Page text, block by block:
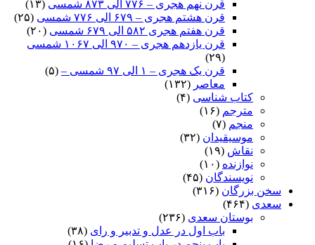
قرن نهم هجری – ۷۷۶ الی ۸۷۳ شمسی
(۱۳)
قرن هشتم هجری – ۶۷۹ الی ۷۷۶ شمسی
(۲۵)
قرن هفتم هجری ۵۸۲ الی ۶۷۹ شمسی
(۲۰)
قرن یازدهم هجری – ۹۷۰ الی ۱۰۶۷ شمسی
(۲۹)
قرن یک هجری – ۱ الی ۹۷ شمسی –
(۵)
معاصر (۱۳۲)
کتاب شناسی (۴)
مترجم (۱۶)
منجم (۷)
موسیقیدان (۳۲)
نقاش (۱۹)
نوازنده (۱۰)
نویسندگان (۴۵)
سخن بزرگان (۳۱۶)
سعدی (۴۶۴)
بوستان سعدی (۲۳۶)
باب اول در عدل و تدبیر و رای (۳۸)